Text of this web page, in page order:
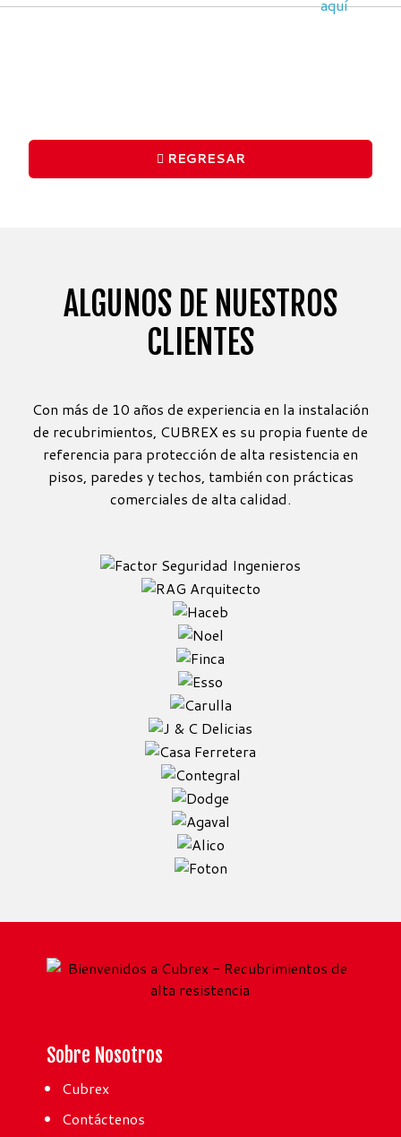
REGRESAR
ALGUNOS DE NUESTROS
CLIENTES
Con más de 10 años de experiencia en la instalación
de recubrimientos, CUBREX es su propia fuente de
referencia para protección de alta resistencia en
pisos, paredes y techos, también con prácticas
comerciales de alta calidad.
Sobre Nosotros
Cubrex
Contáctenos